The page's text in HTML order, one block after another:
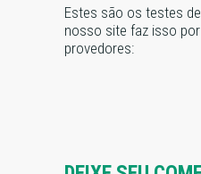
Estes são os testes
nosso site faz isso
provedores: